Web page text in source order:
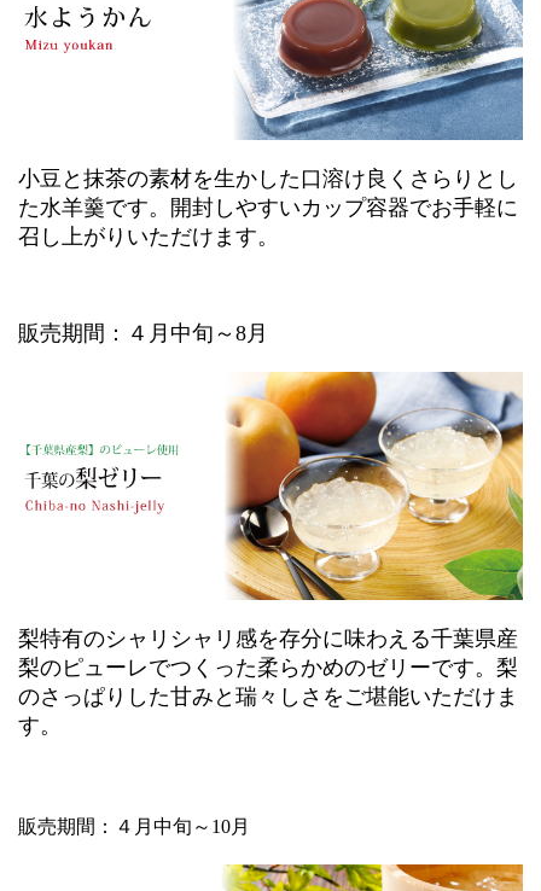
小豆と抹茶の素材を生かした口溶け良くさらりとし
た水羊羹です。開封しやすいカップ容器でお手軽に
召し上がりいただけます。
販売期間：４月中旬～8月
梨特有のシャリシャリ感を存分に味わえる千葉県産
梨のピューレでつくった柔らかめのゼリーです。梨
のさっぱりした甘みと瑞々しさをご堪能いただけま
す。
販売期間：４月中旬～10月